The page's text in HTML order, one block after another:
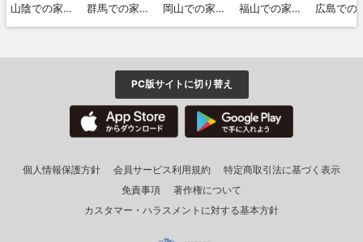
山陰での家づくり 秋・冬号 vol.5 群馬での家づくり 秋・冬号 vol.5 岡山での家づくり 秋・冬号 vol.19 福山での家づくり 夏・秋号 vol.12
PC版サイトに切り替え
個人情報保護方針 会員サービス利用規約
特定商取引法に基づく表示
免責事項
著作権について
カスタマー・ハラスメントに対する基本方針